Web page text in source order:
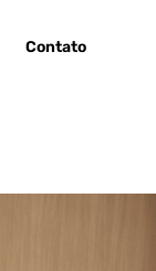
Contato